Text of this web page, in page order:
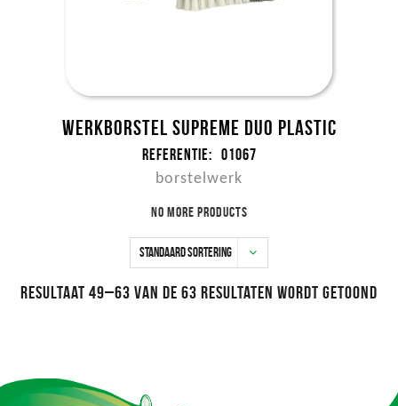
Werkborstel supreme duo plastic
Referentie: 01067
borstelwerk
No more products
Resultaat 49–63 van de 63 resultaten wordt getoond